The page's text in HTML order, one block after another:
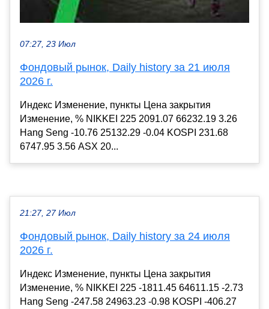
07:27, 23 Июл
Фондовый рынок, Daily history за 21 июля
2026 г.
Индекс Изменение, пункты Цена закрытия
Изменение, % NIKKEI 225 2091.07 66232.19 3.26
Hang Seng -10.76 25132.29 -0.04 KOSPI 231.68
6747.95 3.56 ASX 20...
21:27, 27 Июл
Фондовый рынок, Daily history за 24 июля
2026 г.
Индекс Изменение, пункты Цена закрытия
Изменение, % NIKKEI 225 -1811.45 64611.15 -2.73
Hang Seng -247.58 24963.23 -0.98 KOSPI -406.27